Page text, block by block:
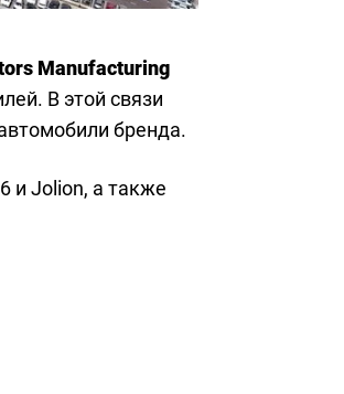
Manufacturing
В этой связи
бренда.
и Jolion, а также